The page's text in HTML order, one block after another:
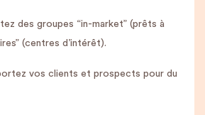
des groupes “in-market” (prêts à
(centres d’intérêt).
vos clients et prospects pour du